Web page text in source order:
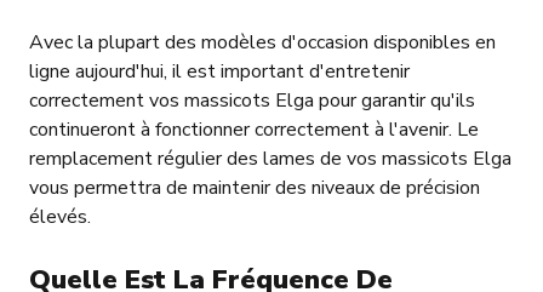
Avec la plupart des modèles d'occasion disponibles en
ligne aujourd'hui, il est important d'entretenir
correctement vos massicots Elga pour garantir qu'ils
continueront à fonctionner correctement à l'avenir. Le
remplacement régulier des lames de vos massicots Elga
vous permettra de maintenir des niveaux de précision
élevés.
Quelle Est La Fréquence De